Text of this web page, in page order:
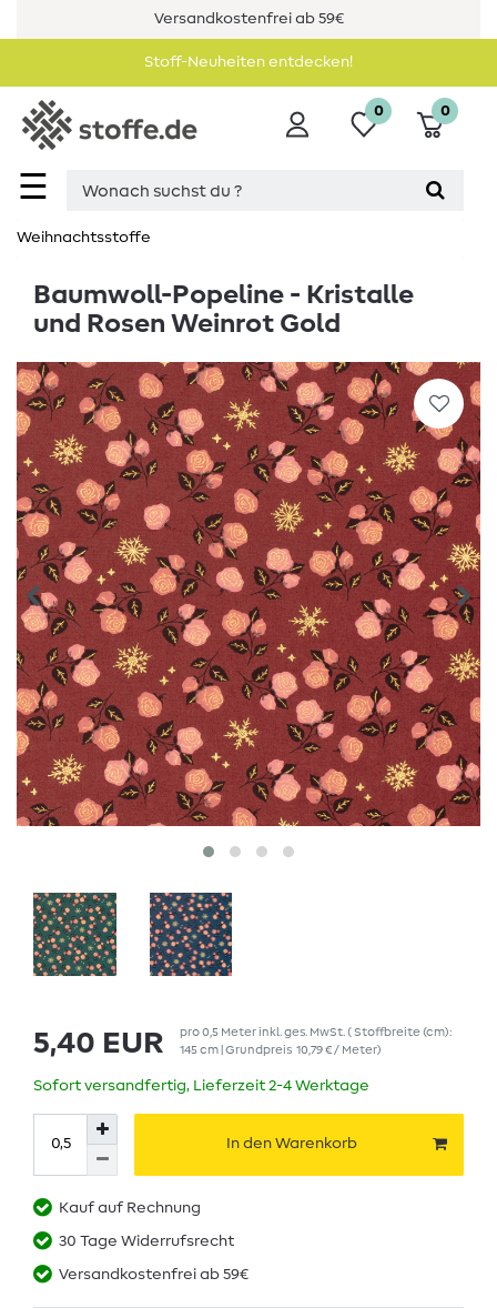
Versandkostenfrei ab 59€
Stoff-Neuheiten entdecken!
☰
0 0
Weihnachtsstoffe
Baumwoll-Popeline - Kristalle
und Rosen Weinrot Gold
5,40 EUR pro0,5 Meterinkl. ges. MwSt. ( Stoffbreite (cm):
145 cm | Grundpreis 10,79 € / Meter)
Sofort versandfertig, Lieferzeit 2-4 Werktage
In den Warenkorb
Kauf auf Rechnung
30 Tage Widerrufsrecht
Versandkostenfrei ab 59€